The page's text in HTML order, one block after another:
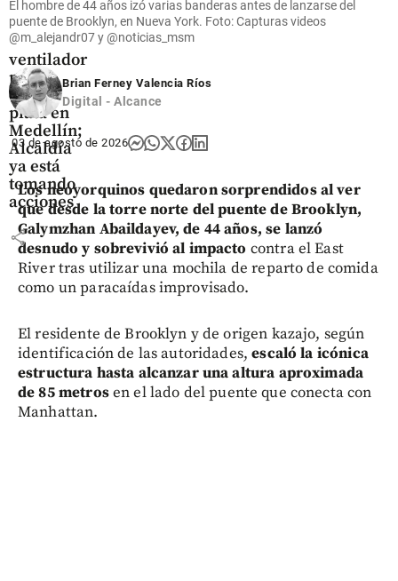
golpeó a
su abuela
con un
ventilador
por no
darle
plata en
Medellín;
Alcaldía
ya está
tomando
acciones
share
El hombre de 44 años izó varias banderas antes de lanzarse del
puente de Brooklyn, en Nueva York. Foto: Capturas videos
@m_alejandr07 y @noticias_msm
Brian Ferney Valencia Ríos
Digital - Alcance
03 de agosto de 2026
Los neoyorquinos quedaron sorprendidos al ver
que desde la torre norte del puente de Brooklyn,
Galymzhan Abaildayev, de 44 años, se lanzó
desnudo y sobrevivió al impacto contra el East
River tras utilizar una mochila de reparto de comida
como un paracaídas improvisado.
El residente de Brooklyn y de origen kazajo, según
identificación de las autoridades,escaló la icónica
estructura hasta alcanzar una altura aproximada
de 85 metrosen el lado del puente que conecta con
Manhattan.